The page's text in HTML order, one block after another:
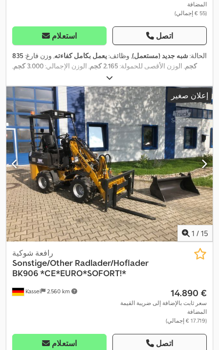
المضافة
(‏55 € إجمالي)
استعلام اتصل
الحالة: شبه جديد (مستعمل), وظائف:يعمل بكامل كفاءته, وزن فارغ: 835
كجم, الوزن الأقصى للحمولة: 2.165 كجم , الوزن الإجمالي:3.000 كجم
,
, طول مساحة التحميل:
التحميل:1.750 مم , ارتفاع مساحة التحميل:350 مم
, مقاس الإطار:
185R14C
, سنة الصنع: 2024 , إعلان صغير
1 / 15
Kassel 2.560 km
رافعة شوكية
Sonstige/Other Radlader/Hoflader
BK906 *CE*EURO*SOFORT!*
‏14.890 €
سعر ثابت بالإضافة إلى ضريبة القيمة
المضافة
(‏17.719 € إجمالي)
استعلام اتصل